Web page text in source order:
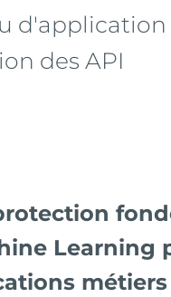
des API
Learning